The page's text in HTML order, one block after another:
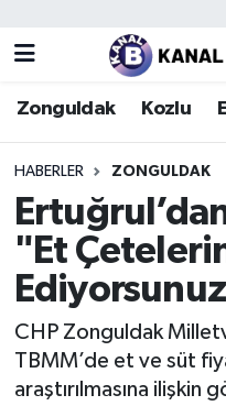
Zonguldak Kozlu
HABERLER ZONGULDAK
"Et
CHP Zonguldak
TBMM’de et ve süt
araştırılmasına ilişkin
Zonguldak
Kozlu
Ereğli
Çaycuma
Alaplı
Devrek
Zonguldak
Zonguldak Hava
Zonguldak Trafik
Puan Durumu ve
Tüm Manşetler
Son Dakika